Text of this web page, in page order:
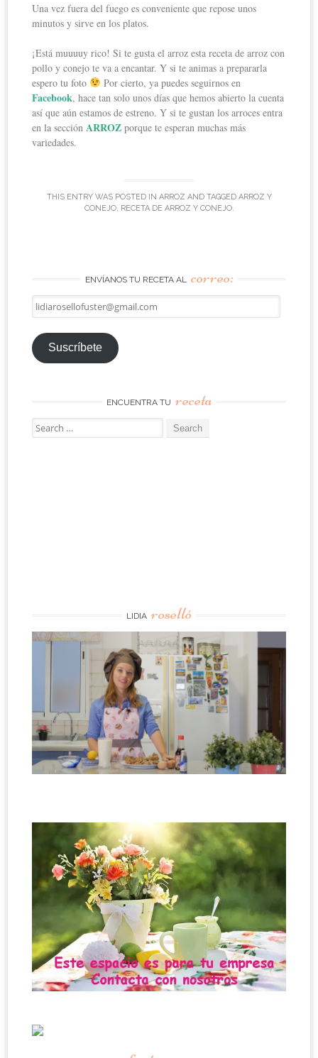
Una vez fuera del fuego es conveniente que repose unos
minutos y sirve en los platos.
¡Está muuuuy rico! Si te gusta el arroz esta receta de arroz con
pollo y conejo te va a encantar. Y si te animas a prepararla
espero tu foto
Por cierto, ya puedes seguirnos en
Facebook, hace tan solo unos días que hemos abierto la cuenta
así que aún estamos de estreno. Y si te gustan los arroces entra
en la sección ARROZ porque te esperan muchas más
variedades.
THIS ENTRY WAS POSTED IN ARROZ AND TAGGED ARROZ Y
CONEJO, RECETA DE ARROZ Y CONEJO.
ENVÍANOS TU RECETA AL correo:
lidiarosellofuster@gmail.com
Suscríbete
ENCUENTRA TU receta
Search
for:
LIDIA roselló